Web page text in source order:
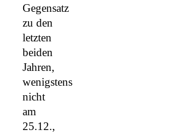
Gegensatz
zu den
letzten
beiden
Jahren,
wenigstens
nicht
am
25.12.,